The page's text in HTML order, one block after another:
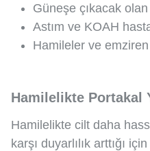
Güneşe çıkacak
Astım ve KOAH
Hamileler ve
Hamilelikte Portakal
Hamilelikte cilt daha
karşı duyarlılık arttığı